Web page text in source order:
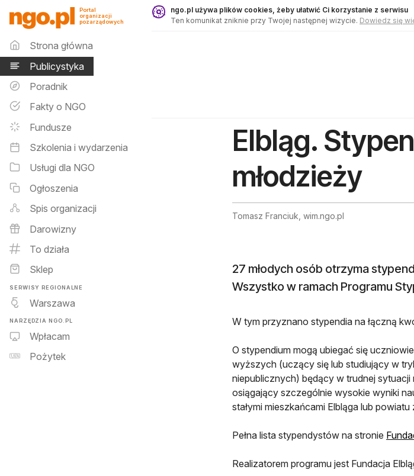
Publicystyka - ngo.pl
Portal
organizacji
pozarządowych
Menu główne
Strona główna
Publicystyka
Poradnik
Fakty o NGO
Fundusze
Szkolenia i wydarzenia
Usługi dla NGO
Ogłoszenia
Spis organizacji
Darowizny
To działa
Sklep
SERWISY REGIONALNE
Warszawa
NARZĘDZIA NGO.PL
Wpłacam
Pożytek
ngo.pl używa plików cookies, żeby ułatwić Ci korzystanie z serwisu
Ten komunikat zniknie przy Twojej następnej wizycie. Dowiedz się
Elbląg.
młodzieży
Tomasz Franciuk, wim.ngo.pl
27 młodych osób otrzyma
Wszystko w ramach Programu
W tym przyznano stypendia na łączną
O stypendium mogą ubiegać się
wyższych (uczący się lub studiujący w
niepublicznych) będący w trudnej
osiągający szczególnie wysokie wyniki
stałymi mieszkańcami Elbląga lub
Pełna lista stypendystów na stronie
Realizatorem programu jest Fundacja